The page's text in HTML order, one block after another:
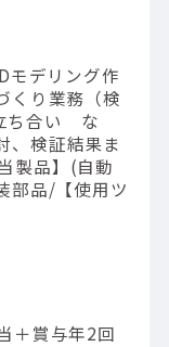
モデリング作
くり業務（検
ち合い な
、検証結果ま
製品】(自動
部品/【使用ツ
＋賞与年2回